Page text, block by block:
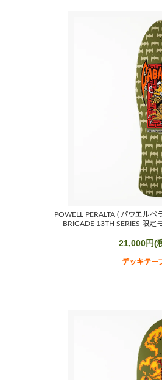
POWELL PERALTA ( パウエルペ
BRIGADE 13TH SERIES 限定
21,000円(
デッキテー